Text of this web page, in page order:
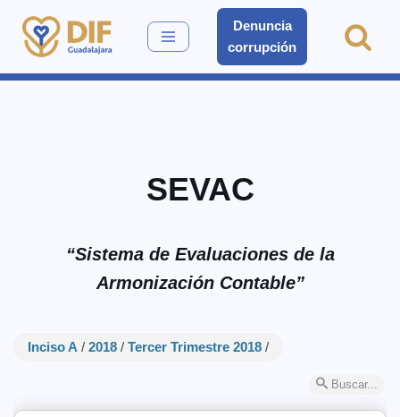
Saltar
Denuncia
corrupción
SEVAC
“Sistema de Evaluaciones de la
Armonización Contable”
Inciso A / 2018 / Tercer Trimestre 2018 /
Buscar...